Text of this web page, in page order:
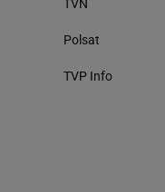
TVN
Polsat
TVP Info